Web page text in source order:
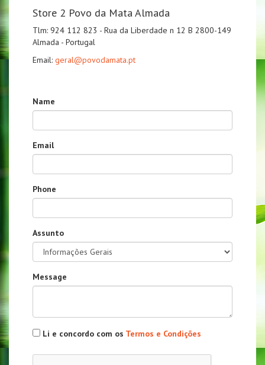
Store 2 Povo da Mata Almada
Tlm: 924 112 823 - Rua da Liberdade n 12 B 2800-149
Almada - Portugal
Email: geral@povodamata.pt
Name
Email
Phone
Assunto
Message
Li e concordo com os Termos e Condições